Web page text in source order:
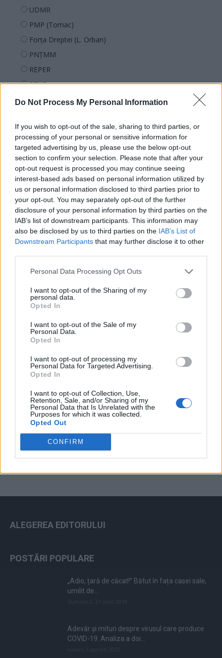
Do Not Process My Personal Information
If you wish to opt-out of the sale, sharing to third parties, or
processing of your personal or sensitive information for
targeted advertising by us, please use the below opt-out
section to confirm your selection. Please note that after your
opt-out request is processed you may continue seeing
interest-based ads based on personal information utilized by
us or personal information disclosed to third parties prior to
your opt-out. You may separately opt-out of the further
disclosure of your personal information by third parties on the
IAB’s list of downstream participants. This information may
also be disclosed by us to third parties on the IAB’s List of
Downstream Participants that may further disclose it to other
Personal Data Processing Opt Outs
I want to opt-out of the Sharing of my
personal data.
Opted In
I want to opt-out of the Sale of my
Personal Data.
Opted In
I want to opt-out of processing my
Personal Data for Targeted Advertising.
Opted In
I want to opt-out of Collection, Use,
Retention, Sale, and/or Sharing of my
Personal Data that Is Unrelated with the
Purposes for which it was collected.
Opted Out
CONFIRM
UDMR
PMP (Tomac)
Forța Dreptei (L. Orban)
PNȚMM
REPER
SENS
SOS (Șoșoacă)
PACE (Peia)
Acțiunea Conservatoare (Târziu)
PDF (Lazarus)
PUSL (D. Voiculescu)
PNȚCD (Pavelescu)
PNCR (Terheș)
Partidul Patrioților (Surugiu)
FAR (Coarnă)
România pe Primul Loc (Ponta)
Arhiva sondajelor
ad
ALEGEREA EDITORULUI
POSTĂRI POPULARE
„Adio, țară de căcat!” Bătut în fața casei sale,
umilit de...
Adevăr și mituri despre virusul care produce
COVID-19. Analiza a doi...